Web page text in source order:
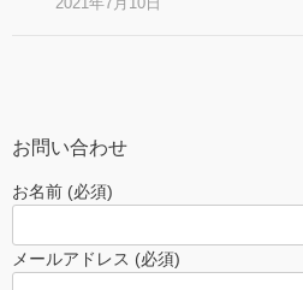
お問い合わせ
お名前 (必須)
メールアドレス (必須)